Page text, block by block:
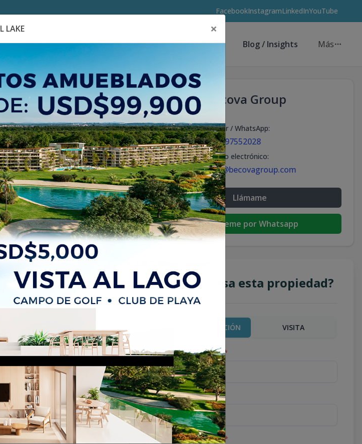
FacebookInstagramLinkedInYouTube
Guía de inversión Asesores de Inversión Blog / Insights Más
Becova Group
Celular / WhatsApp:
+18297552028
Correo electrónico:
info@becovagroup.com
Llámame
Escribeme por Whatsapp
¿Te interesa esta propiedad?
MÁS INFORMACIÓN VISITA
Nombre completo*
Teléfono*
Correo Electrónico*
LAKE ×